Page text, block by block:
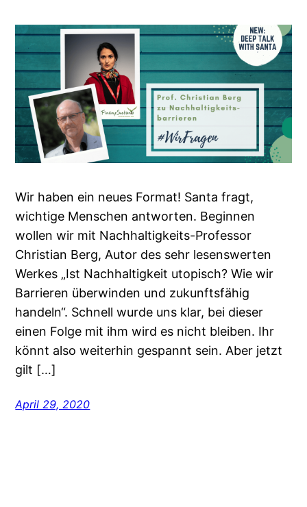
Wir haben ein neues Format! Santa fragt,
wichtige Menschen antworten. Beginnen
wollen wir mit Nachhaltigkeits-Professor
Christian Berg, Autor des sehr lesenswerten
Werkes „Ist Nachhaltigkeit utopisch? Wie wir
Barrieren überwinden und zukunftsfähig
handeln“. Schnell wurde uns klar, bei dieser
einen Folge mit ihm wird es nicht bleiben. Ihr
könnt also weiterhin gespannt sein. Aber jetzt
gilt […]
April 29, 2020